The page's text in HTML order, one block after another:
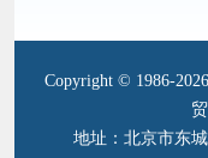
Copyright © 1986-
地址：北京市东